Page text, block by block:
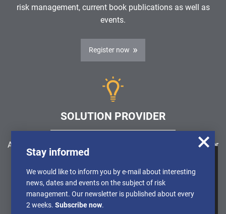
We use cookies to obtain anonymised
information about the use of our website, so
that we can constantly improve our offer.
Further Details can be found in our
risk management, current book publications as well as
events.
Register now
SOLUTION PROVIDER
Are you looking for a software solution or a service provider
in the field of risk management, GRC, ICS or ISMS?
Find a solution provider
Stay informed
We would like to inform you by e-mail about interesting
news, dates and events on the subject of risk
management. Our newsletter is published about every
2 weeks.Subscribe now.